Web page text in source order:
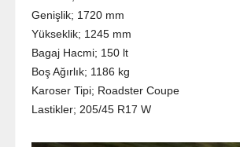
Genişlik; 1720 mm
Yükseklik; 1245 mm
Bagaj Hacmi; 150 lt
Boş Ağırlık; 1186 kg
Karoser Tipi; Roadster Coupe
Lastikler; 205/45 R17 W